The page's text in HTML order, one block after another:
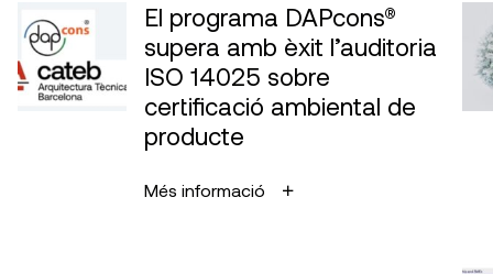
El programa DAPcons®
supera amb èxit l’auditoria
ISO 14025 sobre
certificació ambiental de
producte
Més informació